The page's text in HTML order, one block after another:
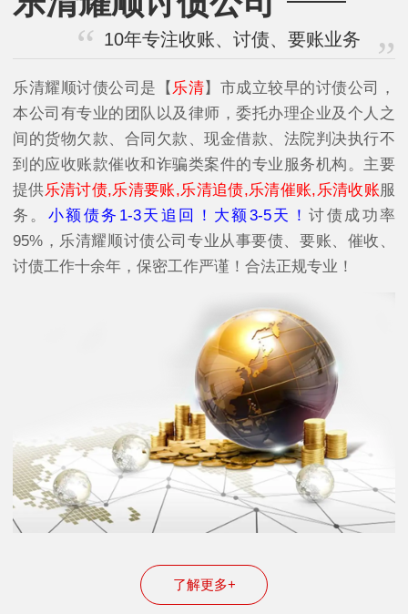
10年专注收账、讨债、要账业务
乐清耀顺讨债公司是【 乐清】市成立较早的讨债公司，
本公司有专业的团队以及律师，委托办理企业及个人之
间的货物欠款、合同欠款、现金借款、法院判决执行不
到的应收账款催收和诈骗类案件的专业服务机构。主要
提供乐清讨债,乐清要账,乐清追债,乐清催账,乐清收账服
务。 小额债务1-3天追回！大额3-5天！讨债成功率
95%，乐清耀顺讨债公司专业从事要债、要账、催收、
讨债工作十余年，保密工作严谨！合法正规专业！
了解更多+